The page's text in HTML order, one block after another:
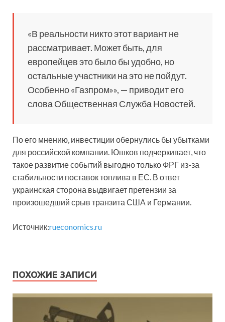
«В реальности никто этот вариант не
рассматривает. Может быть, для
европейцев это было бы удобно, но
остальные участники на это не пойдут.
Особенно «Газпром»», — приводит его
слова Общественная Служба Новостей.
По его мнению, инвестиции обернулись бы убытками
для российской компании. Юшков подчеркивает, что
такое развитие событий выгодно только ФРГ из-за
стабильности поставок топлива в ЕС. В ответ
украинская сторона выдвигает претензии за
произошедший срыв транзита США и Германии.
Источник:rueconomics.ru
ПОХОЖИЕ ЗАПИСИ